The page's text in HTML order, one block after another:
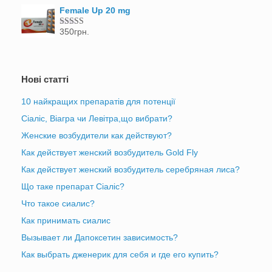
Female Up 20 mg
Оцінено в
350грн.
Нові статті
10 найкращих препаратів для потенції
Сіаліс, Віагра чи Левітра,що вибрати?
Женские возбудители как действуют?
Как действует женский возбудитель Gold Fly
Как действует женский возбудитель серебряная лиса?
Що таке препарат Сіаліс?
Что такое сиалис?
Как принимать сиалис
Вызывает ли Дапоксетин зависимость?
Как выбрать дженерик для себя и где его купить?